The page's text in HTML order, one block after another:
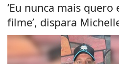
‘Eu nunca mais
filme’, dispara